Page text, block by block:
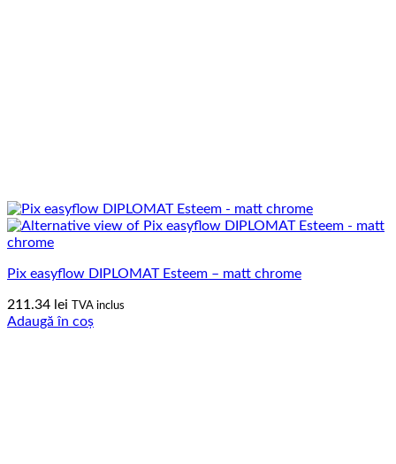
Pix easyflow DIPLOMAT Esteem – matt chrome
211.34 lei TVA inclus
Adaugă în coș